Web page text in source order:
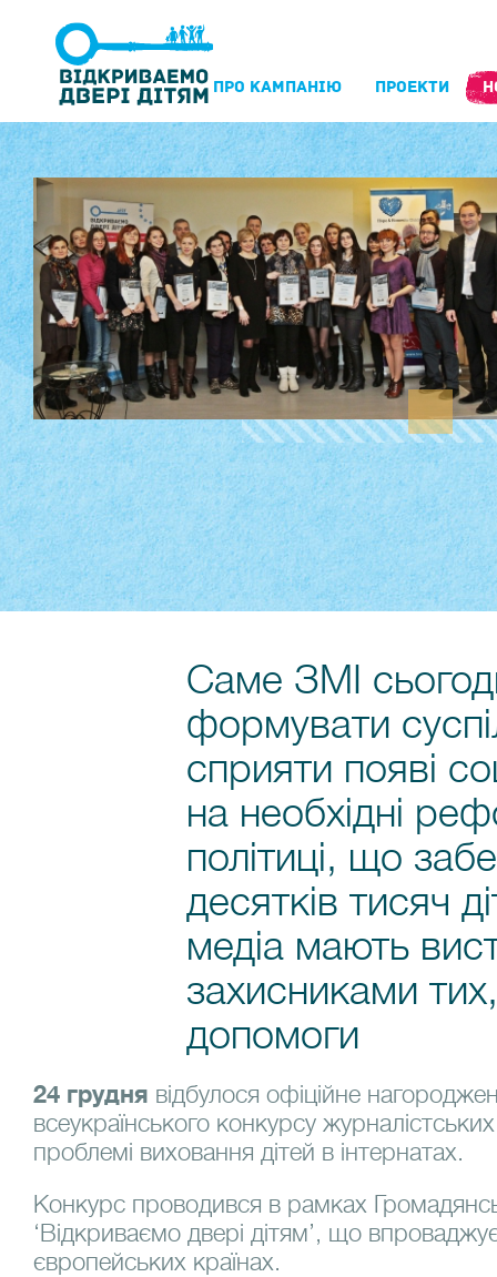
ПРО КАМПАНIЮ ПРОЕКТИ
Саме ЗМІ
формувати
сприяти появі
на необхідні
політиці, що
десятків тисяч
медіа мають
захисниками
допомоги
24 грудня відбулося офіційне
всеукраїнського конкурсу
проблемі виховання дітей в інтернатах.
Конкурс проводився в рамках
‘Відкриваємо двері дітям’, що
європейських країнах.